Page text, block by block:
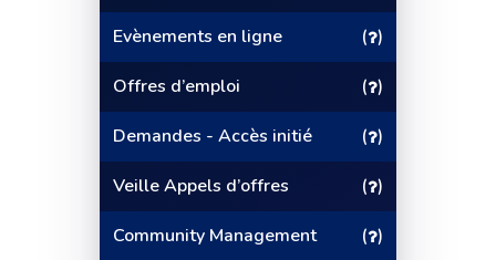
Evènements en ligne ( )
Offres d’emploi ( )
Demandes - Accès initié ( )
Veille Appels d’offres ( )
Community Management ( )